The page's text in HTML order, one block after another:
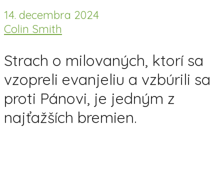
14. decembra 2024
Colin Smith
Strach o milovaných, ktorí sa
vzopreli evanjeliu a vzbúrili sa
proti Pánovi, je jedným z
najťažších bremien.